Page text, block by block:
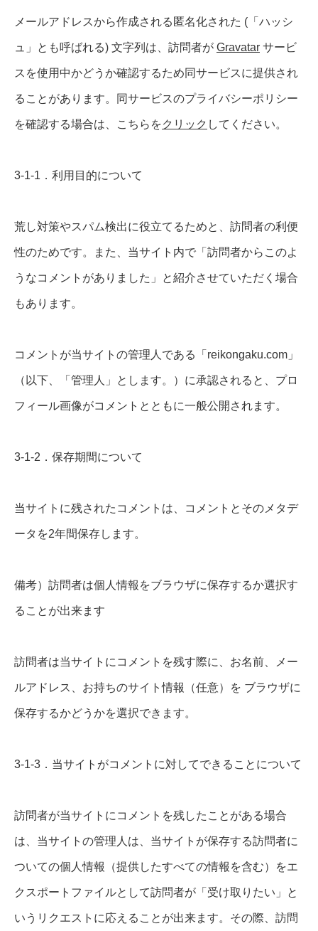
メールアドレスから作成される匿名化された (「ハッシ
ュ」とも呼ばれる) 文字列は、訪問者が Gravatar サービ
スを使用中かどうか確認するため同サービスに提供され
ることがあります。同サービスのプライバシーポリシー
を確認する場合は、こちらをクリック してください。
3-1-1．利用目的について
荒し対策やスパム検出に役立てるためと、訪問者の利便
性のためです。また、当サイト内で「訪問者からこのよ
うなコメントがありました」と紹介させていただく場合
もあります。
コメントが当サイトの管理人である「reikongaku.com」
（以下、「管理人」とします。）に承認されると、プロ
フィール画像がコメントとともに一般公開されます。
3-1-2．保存期間について
当サイトに残されたコメントは、コメントとそのメタデ
ータを2年間保存します。
備考）訪問者は個人情報をブラウザに保存するか選択す
ることが出来ます
訪問者は当サイトにコメントを残す際に、お名前、メー
ルアドレス、お持ちのサイト情報（任意）を ブラウザに
保存するかどうかを選択できます。
3-1-3．当サイトがコメントに対してできることについて
訪問者が当サイトにコメントを残したことがある場合
は、当サイトの管理人は、当サイトが保存する訪問者に
ついての個人情報（提供したすべての情報を含む）をエ
クスポートファイルとして訪問者が「受け取りたい」と
いうリクエストに応えることが出来ます。その際、訪問